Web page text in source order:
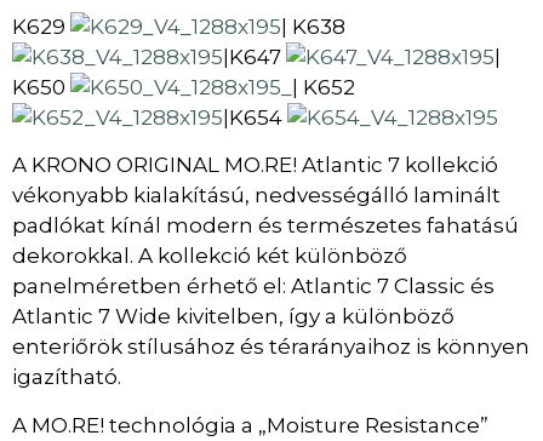
K629
K638
K647
K650 K652
K654
A KRONO ORIGINAL MO.RE! Atlantic 7 kollekció
vékonyabb kialakítású, nedvességálló laminált
padlókat kínál modern és természetes fahatású
dekorokkal. A kollekció két különböző
panelméretben érhető el: Atlantic 7 Classic és
Atlantic 7 Wide kivitelben, így a különböző
enteriőrök stílusához és térarányaihoz is könnyen
igazítható.
A MO.RE! technológia a „Moisture Resistance”